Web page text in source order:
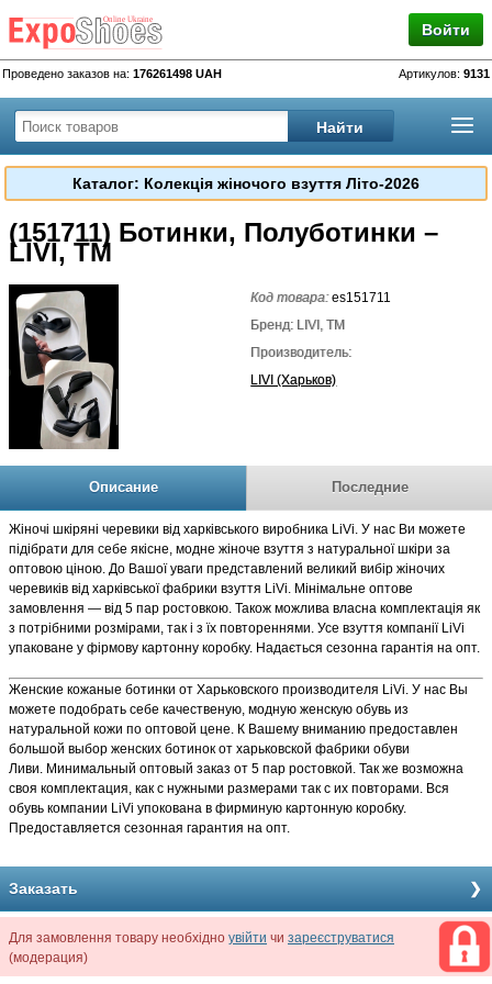
Войти
Проведено заказов на: 176261498 UAH Артикулов: 9131
Каталог: Колекція жіночого взуття Літо-2026
(151711) Ботинки, Полуботинки –
LIVI, TM
Код товара:es151711
Бренд: LIVI, TM
Производитель:
LIVI (Харьков)
Описание Последние
Жіночі шкіряні черевики від харківського виробника LiVi. У нас Ви можете
підібрати для себе якісне, модне жіноче взуття з натуральної шкіри за
оптовою ціною. До Вашої уваги представлений великий вибір жіночих
черевиків від харківської фабрики взуття LiVi. Мінімальне оптове
замовлення — від 5 пар ростовкою. Також можлива власна комплектація як
з потрібними розмірами, так і з їх повтореннями. Усе взуття компанії LiVi
упаковане у фірмову картонну коробку. Надається сезонна гарантія на опт.
Женские кожаные ботинки от Харьковского производителя LiVi. У нас Вы
можете подобрать себе качественую, модную женскую обувь из
натуральной кожи по оптовой цене. К Вашему вниманию предоставлен
большой выбор женских ботинок от харьковской фабрики обуви
Ливи. Минимальный оптовый заказ от 5 пар ростовкой. Так же возможна
своя комплектация, как с нужными размерами так с их повторами. Вся
обувь компании LiVi упокована в фирминую картонную коробку.
Предоставляется сезонная гарантия на опт.
Заказать
Для замовлення товару необхідно увійти чи зареєструватися
(модерация)